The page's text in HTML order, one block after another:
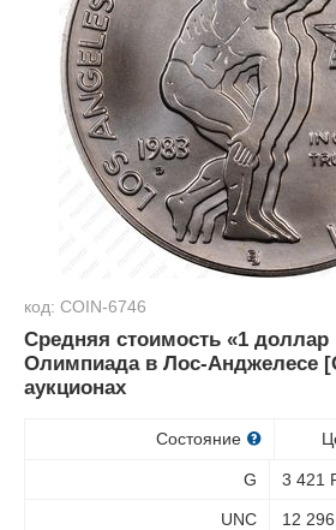
код: COIN-6746
Средняя стоимость «1 доллар
Олимпиада в Лос-Анджелесе
аукционах
Состояние
G 3 421
UNC 12 296